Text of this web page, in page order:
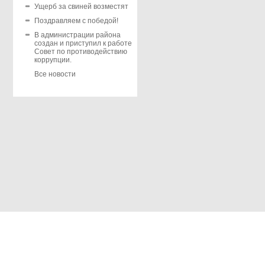
Ущерб за свиней возместят
Поздравляем с победой!
В администрации района
создан и приступил к работе
Совет по противодействию
коррупции.
Все новости